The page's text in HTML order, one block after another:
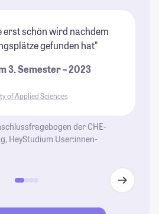
erst schön wird nachdem
gefunden hat"
3. Semester – 2023
of Applied Sciences
der CHE-
HeyStudium User:innen-